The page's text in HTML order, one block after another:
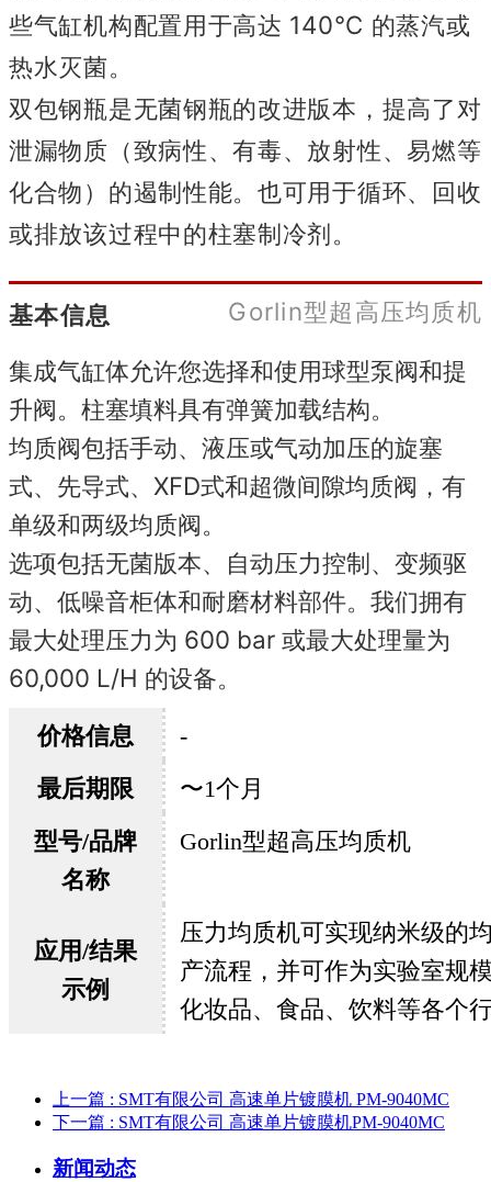
些气缸机构配置用于高达 140°C 的蒸汽或
热水灭菌。
双包钢瓶是无菌钢瓶的改进版本，提高了对
泄漏物质（致病性、有毒、放射性、易燃等
化合物）的遏制性能。 也可用于循环、回收
或排放该过程中的柱塞制冷剂。
基本信息
Gorlin型超高压均质机
集成气缸体允许您选择和使用球型泵阀和提
升阀。 柱塞填料具有弹簧加载结构。
均质阀包括手动、液压或气动加压的旋塞
式、先导式、XFD式和超微间隙均质阀，有
单级和两级均质阀。
选项包括无菌版本、自动压力控制、变频驱
动、低噪音柜体和耐磨材料部件。 我们拥有
最大处理压力为 600 bar 或最大处理量为
60,000 L/H 的设备。
价格信息
-
最后期限
〜1个月
型号/品牌
名称
Gorlin型超高压均质机
应用/结果
示例
压力均质机可实现纳米级的
产流程，并可作为实验室规
化妆品、食品、饮料等各个
上一篇 : SMT有限公司 高速单片镀膜机 PM-9040MC
下一篇 : SMT有限公司 高速单片镀膜机PM-9040MC
新闻动态